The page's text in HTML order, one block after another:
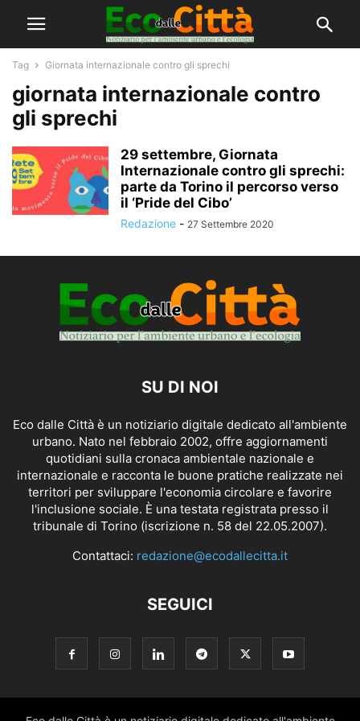
Tag Giornata internazionale contro gli sprechi
giornata internazionale contro
gli sprechi
29 settembre, Giornata
Internazionale contro gli sprechi:
parte da Torino il percorso verso
il ‘Pride del Cibo’
Redazione - 27 Settembre 2020
SU DI NOI
Eco dalle Città è un notiziario digitale dedicato all'ambiente
urbano. Nato nel febbraio 2002, offre aggiornamenti
quotidiani sulla cronaca ambientale nazionale e
internazionale e racconta le buone pratiche realizzate nei
territori per sviluppare l'economia circolare e favorire
l'inclusione sociale. È una testata registrata presso il
tribunale di Torino (iscrizione n. 58 del 22.05.2007).
Contattaci: redazione@ecodallecitta.it
SEGUICI